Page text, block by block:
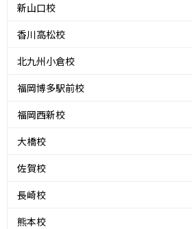
新山口校
香川高松校
北九州小倉校
福岡博多駅前校
福岡西新校
大橋校
佐賀校
長崎校
熊本校